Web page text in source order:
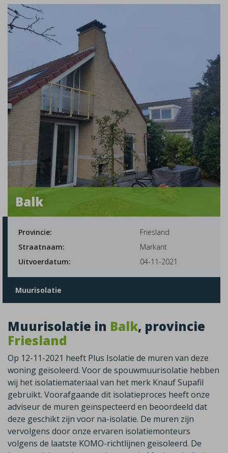
Balk
Provincie:
Friesland
Straatnaam:
Markant
Uitvoerdatum:
04-11-2021
Muurisolatie
Muurisolatie in Balk, provincie
Friesland
Op 12-11-2021 heeft Plus Isolatie de muren van deze
woning geïsoleerd. Voor de spouwmuurisolatie hebben
wij het isolatiemateriaal van het merk Knauf Supafil
gebruikt. Voorafgaande dit isolatieproces heeft onze
adviseur de muren geïnspecteerd en beoordeeld dat
deze geschikt zijn voor na-isolatie. De muren zijn
vervolgens door onze ervaren isolatiemonteurs
volgens de laatste KOMO-richtlijnen geïsoleerd. De